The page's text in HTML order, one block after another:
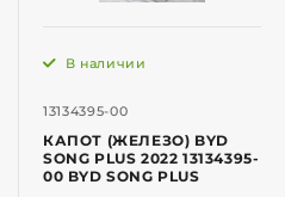
13134395-00
В наличии
КАПОТ (ЖЕЛЕЗО) BYD
SONG PLUS 2022 13134395-
00 BYD SONG PLUS